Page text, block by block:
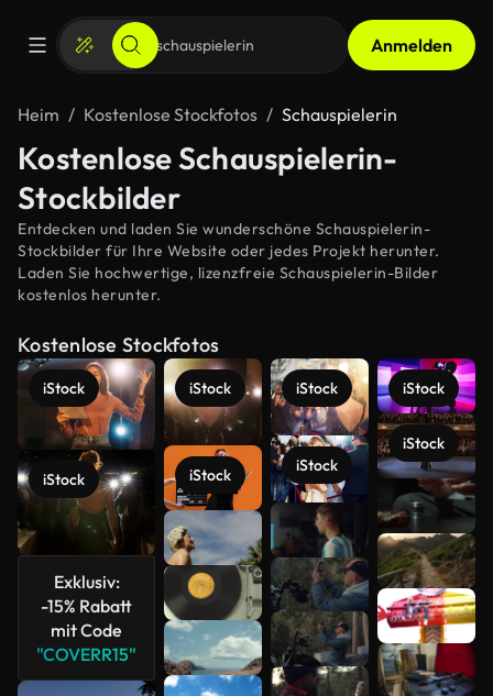
Anmelden
Heim Kostenlose Stockfotos Schauspielerin
Kostenlose Schauspielerin-
Stockbilder
Entdecken und laden Sie wunderschöne Schauspielerin-
Stockbilder für Ihre Website oder jedes Projekt herunter.
Laden Sie hochwertige, lizenzfreie Schauspielerin-Bilder
kostenlos herunter.
Kostenlose Stockfotos
iStock
iStock
Exklusiv:
-15% Rabatt
mit Code
"COVERR15"
iStock
iStock
iStock
iStock
iStock
iStock
Mehr
anzeigen